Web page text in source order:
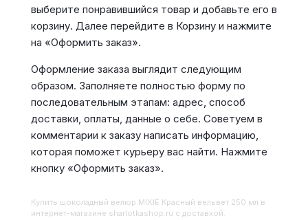
выберите понравившийся товар и добавьте его в
корзину. Далее перейдите в Корзину и нажмите
на «Оформить заказ».
Оформление заказа выглядит следующим
образом. Заполняете полностью форму по
последовательным этапам: адрес, способ
доставки, оплаты, данные о себе. Советуем в
комментарии к заказу написать информацию,
которая поможет курьеру вас найти. Нажмите
кнопку «Оформить заказ».
Купить Шоколадный велюр MIXIE Красный вельвет 250 мл в
интернет-магазине sharlotkashop.ru с доставкой.